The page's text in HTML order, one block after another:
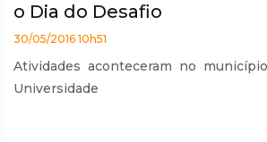
o Dia do Desafio
30/05/2016 10h51
Atividades aconteceram no
Universidade